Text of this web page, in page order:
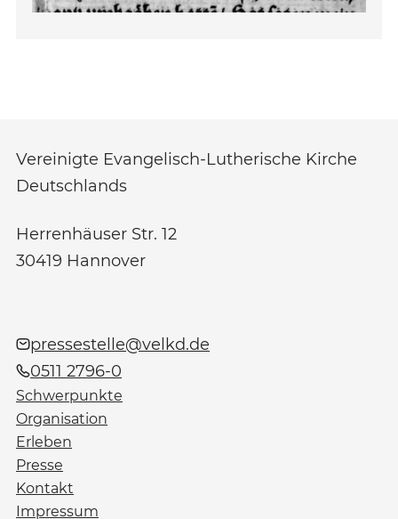
Vereinigte Evangelisch-Lutherische Kirche
Deutschlands
Herrenhäuser Str. 12
30419 Hannover
pressestelle@velkd.de
0511 2796-0
Schwerpunkte
Organisation
Erleben
Presse
Kontakt
Impressum